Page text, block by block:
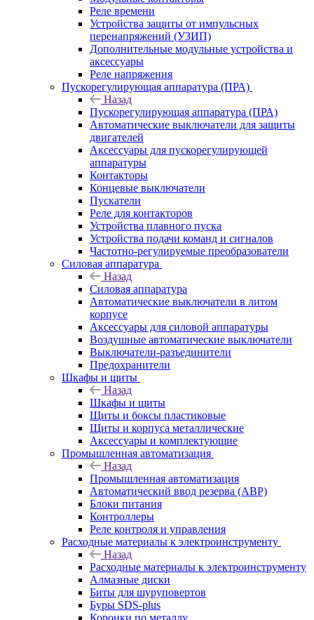
Реле времени
Устройства защиты от импульсных
перенапряжений (УЗИП)
Дополнительные модульные устройства и
аксессуары
Реле напряжения
Пускорегулирующая аппаратура (ПРА)
Назад
Пускорегулирующая аппаратура (ПРА)
Автоматические выключатели для защиты
двигателей
Аксессуары для пускорегулирующей
аппаратуры
Контакторы
Концевые выключатели
Пускатели
Реле для контакторов
Устройства плавного пуска
Устройства подачи команд и сигналов
Частотно-регулируемые преобразователи
Силовая аппаратура
Назад
Силовая аппаратура
Автоматические выключатели в литом
корпусе
Аксессуары для силовой аппаратуры
Воздушные автоматические выключатели
Выключатели-разъединители
Предохранители
Шкафы и щиты
Назад
Шкафы и щиты
Щиты и боксы пластиковые
Щиты и корпуса металлические
Аксессуары и комплектующие
Промышленная автоматизация
Назад
Промышленная автоматизация
Автоматический ввод резерва (АВР)
Блоки питания
Контроллеры
Реле контроля и управления
Расходные материалы к электроинструменту
Назад
Расходные материалы к электроинструменту
Алмазные диски
Биты для шуруповертов
Буры SDS-plus
Коронки по металлу